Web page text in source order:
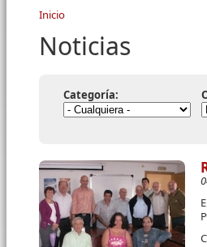
Se encuentra usted
Inicio
Noticias
Categoría: